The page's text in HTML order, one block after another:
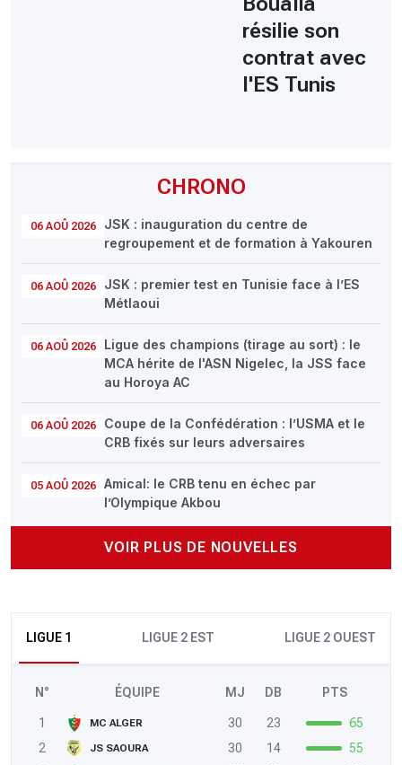
CHRONO
06 AOÛ 2026
JSK : inauguration du centre de
regroupement et de formation à Yakouren
06 AOÛ 2026
JSK : premier test en Tunisie face à l’ES
Métlaoui
06 AOÛ 2026
Ligue des champions (tirage au sort) : le
MCA hérite de l'ASN Nigelec, la JSS face
au Horoya AC
06 AOÛ 2026
Coupe de la Confédération : l’USMA et le
CRB fixés sur leurs adversaires
05 AOÛ 2026
Amical: le CRB tenu en échec par
l’Olympique Akbou
VOIR PLUS DE NOUVELLES
LIGUE 1 LIGUE 2 EST LIGUE 2 OUEST
N° ÉQUIPE MJ DB PTS
1 MC ALGER 30 23
65
2
JS SAOURA 30 14
55
résilie son
contrat avec
l'ES Tunis